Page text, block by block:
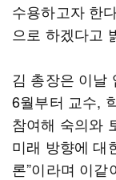
수용하고자 한
으로 하겠다고
김 총장은 이날
6월부터 교수,
참여해 숙의와
미래 방향에 대
론”이라며 이같